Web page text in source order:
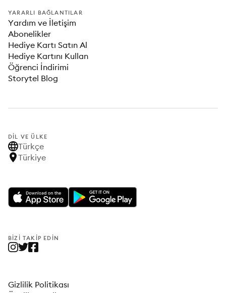
YARARLI BAĞLANTILAR
Yardım ve İletişim
Abonelikler
Hediye Kartı Satın Al
Hediye Kartını Kullan
Öğrenci İndirimi
Storytel Blog
DIL VE ÜLKE
Türkçe
Türkiye
BIZI TAKIP EDIN
Gizlilik Politikası